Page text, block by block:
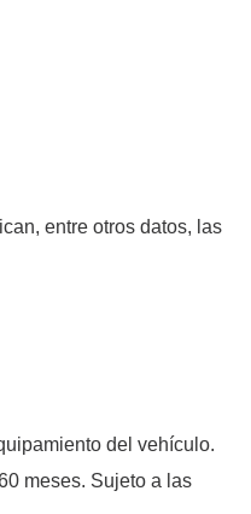
entre otros datos, las
del vehículo.
meses. Sujeto a las